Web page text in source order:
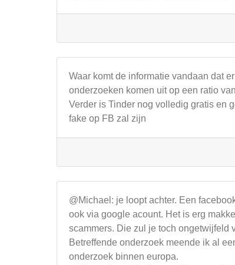
Waar komt de informatie vandaan dat
onderzoeken komen uit op een ratio
Verder is Tinder nog volledig gratis en
fake op FB zal zijn
@Michael: je loopt achter. Een
ook via google acount. Het is erg
scammers. Die zul je toch ongetwijfeld
Betreffende onderzoek meende ik al
onderzoek binnen europa.